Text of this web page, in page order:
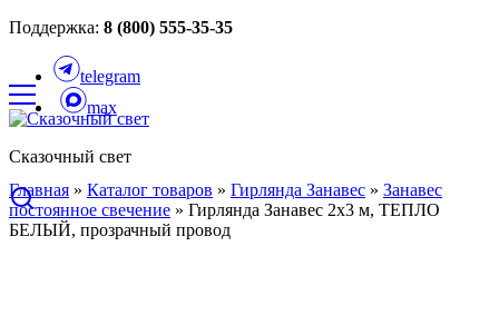
Поддержка: 8 (800) 555-35-35
telegram
max
Сказочный свет
Главная » Каталог товаров » Гирлянда Занавес » Занавес
постоянное свечение » Гирлянда Занавес 2х3 м, ТЕПЛО
БЕЛЫЙ, прозрачный провод